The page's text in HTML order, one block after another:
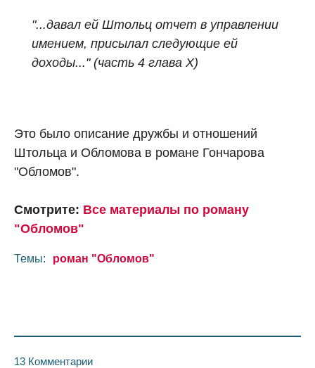
"...давал ей Штольц отчет в управлении
имением, присылал следующие ей
доходы..." (часть 4 глава X)
Это было описание дружбы и отношений
Штольца и Обломова в романе Гончарова
"Обломов".
Смотрите: Все материалы по роману
"Обломов"
Темы: роман "Обломов"
13 Комментарии